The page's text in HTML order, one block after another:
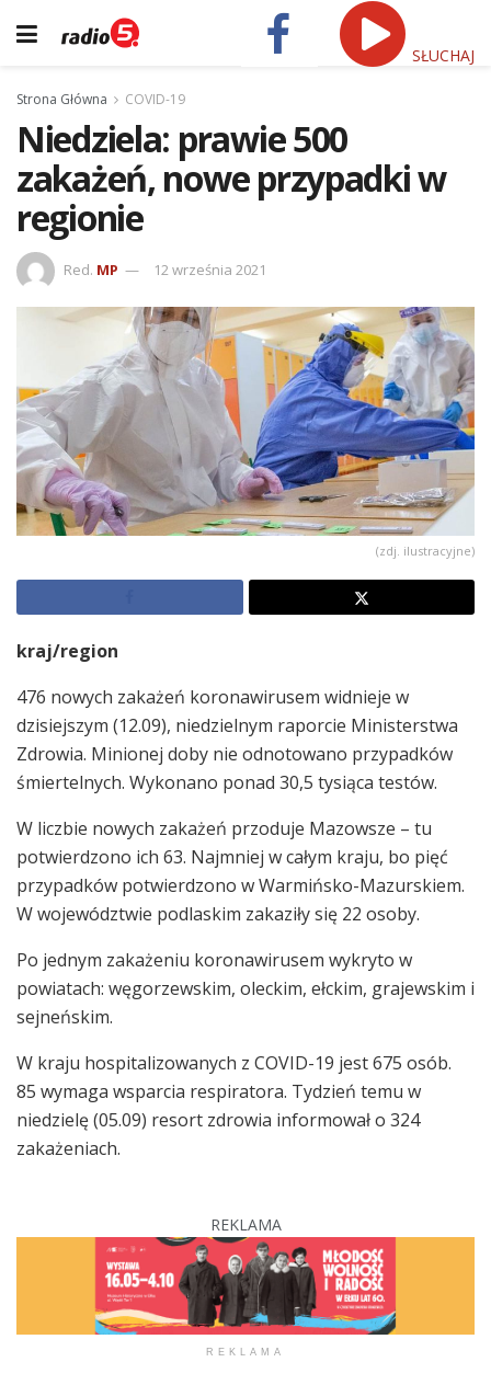
SŁUCHAJ
Strona Główna COVID-19
Niedziela: prawie 500
zakażeń, nowe przypadki w
regionie
Red. MP 12 września 2021
(zdj. ilustracyjne)
kraj/region
476 nowych zakażeń koronawirusem widnieje w
dzisiejszym (12.09), niedzielnym raporcie Ministerstwa
Zdrowia. Minionej doby nie odnotowano przypadków
śmiertelnych. Wykonano ponad 30,5 tysiąca testów.
W liczbie nowych zakażeń przoduje Mazowsze – tu
potwierdzono ich 63. Najmniej w całym kraju, bo pięć
przypadków potwierdzono w Warmińsko-Mazurskiem.
W województwie podlaskim zakaziły się 22 osoby.
Po jednym zakażeniu koronawirusem wykryto w
powiatach: węgorzewskim, oleckim, ełckim, grajewskim i
sejneńskim.
W kraju hospitalizowanych z COVID-19 jest 675 osób.
85 wymaga wsparcia respiratora. Tydzień temu w
niedzielę (05.09) resort zdrowia informował o 324
zakażeniach.
REKLAMA
REKLAMA